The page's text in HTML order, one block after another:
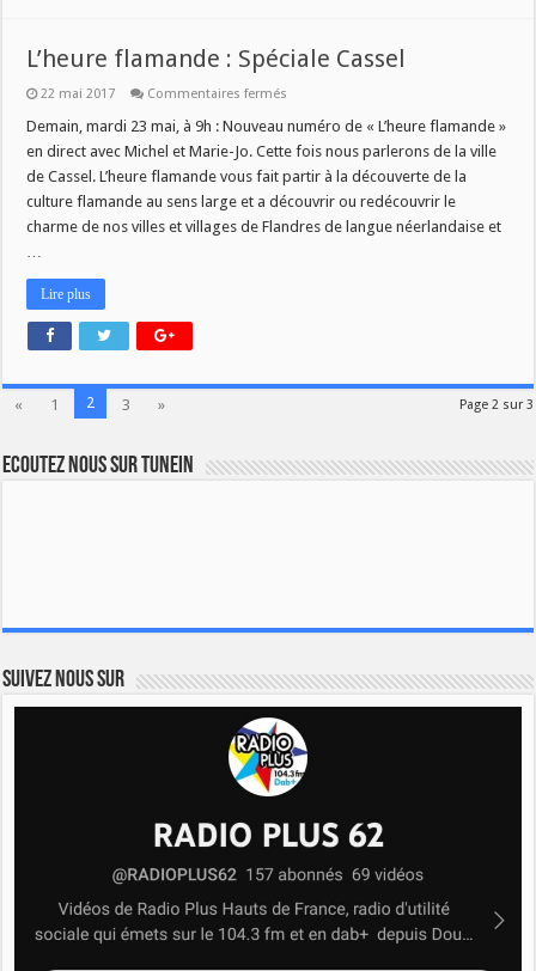
L’heure flamande : Spéciale Cassel
22 mai 2017 Commentaires fermés
flamande
Spéciale
Cassel
Demain, mardi 23 mai, à 9h : Nouveau numéro de « L’heure flamande »
en direct avec Michel et Marie-Jo. Cette fois nous parlerons de la ville
de Cassel. L’heure flamande vous fait partir à la découverte de la
culture flamande au sens large et a découvrir ou redécouvrir le
charme de nos villes et villages de Flandres de langue néerlandaise et
…
Lire plus
Page 2 sur 3
« 1 2 3 »
Ecoutez nous sur TuneIn
Suivez nous sur